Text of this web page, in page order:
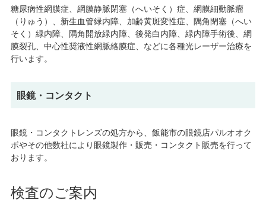
糖尿病性網膜症、網膜静脈閉塞（へいそく）症、網膜細動脈瘤
（りゅう）、新生血管緑内障、加齢黄斑変性症、隅角閉塞（へい
そく）緑内障、隅角開放緑内障、後発白内障、緑内障手術後、網
膜裂孔、中心性奨液性網脈絡膜症、などに各種光レーザー治療を
行います。
眼鏡・コンタクト
眼鏡・コンタクトレンズの処方から、飯能市の眼鏡店パルオオク
ボやその他数社により眼鏡製作・販売・コンタクト販売を行って
おります。
検査のご案内